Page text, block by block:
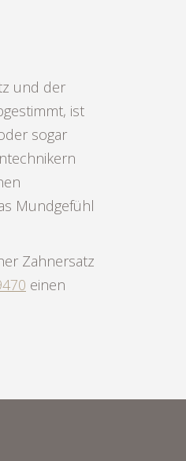
Mundgefühl
Zahnersatz
einen